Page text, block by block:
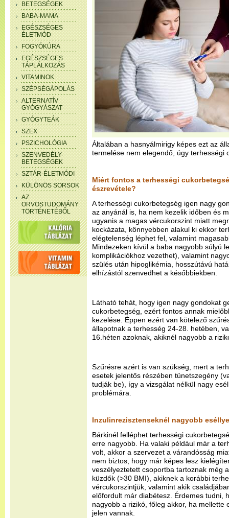
BETEGSÉGEK
BABA-MAMA
EGÉSZSÉGES
ÉLETMÓD
FOGYÓKÚRA
EGÉSZSÉGES
TÁPLÁLKOZÁS
VITAMINOK
SZÉPSÉGÁPOLÁS
ALTERNATÍV
GYÓGYÁSZAT
GYÓGYTEÁK
SZEX
PSZICHOLÓGIA
SZENVEDÉLY-
BETEGSÉGEK
SZTÁR-ÉLETMÓDI
KÜLÖNÖS SORSOK
AZ
ORVOSTUDOMÁNY
TÖRTÉNETÉBŐL
Általában a hasnyálmirigy képes ezt az
termelése nem elegendő, úgy terhességi
Miért fontos a terhességi
észrevétele?
A terhességi cukorbetegség igen nagy
az anyánál is, ha nem kezelik időben és
ugyanis a magas vércukorszint miatt
kockázata, könnyebben alakul ki ekkor
elégtelenség léphet fel, valamint
Mindezeken kívül a baba nagyobb súlyú
komplikációkhoz vezethet), valamint
szülés után hipoglikémia, hosszútávú
elhízástól szenvedhet a későbbiekben.
Látható tehát, hogy igen nagy gondokat
cukorbetegség, ezért fontos annak
kezelése. Éppen ezért van kötelező
állapotnak a terhesség 24-28. hetében,
16.héten azoknak, akiknél nagyobb a
Szűrésre azért is van szükség, mert a
esetek jelentős részében tünetszegény
tudják be), így a vizsgálat nélkül nagy
problémára.
Inzulinrezisztenseknél nagyobb
Bárkinél felléphet terhességi
erre nagyobb. Ha valaki például már a
volt, akkor a szervezet a várandósság
nem biztos, hogy már képes lesz
veszélyeztetett csoportba tartoznak még
küzdők (>30 BMI), akiknek a korábbi
vércukorszintjük, valamint akik
előfordult már diabétesz. Érdemes tudni,
nagyobb a rizikó, főleg akkor, ha mellette
jelen vannak.